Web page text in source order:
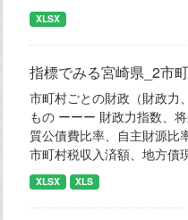
XLSX
指標でみる宮崎県_2市
市町村ごとの財政（財政力
もの ーーー 財政力指数、
質公債費比率、自主財源比
市町村税収入済額、地方債
XLSX XLS